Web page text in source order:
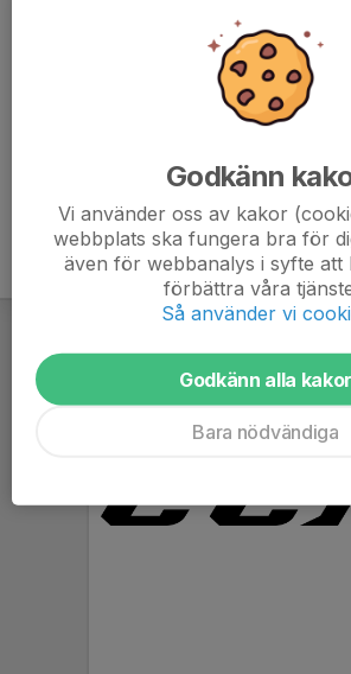
Godkänn
Vi använder oss av kakor
webbplats ska fungera bra för
även för webbanalys i syfte att
förbättra våra
Så använder vi
Godkänn alla kakor
Bara nödvändiga